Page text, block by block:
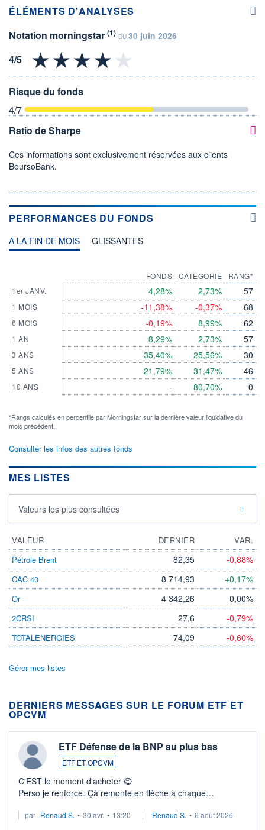
ÉLÉMENTS D'ANALYSES
Notation morningstar (1) DU 30 juin 2026
Risque du fonds
4/7
Ratio de Sharpe
Ces informations sont exclusivement réservées aux clients
BoursoBank.
PERFORMANCES DU FONDS
A LA FIN DE MOIS GLISSANTES
1er JANV.
1 MOIS
6 MOIS
1 AN
3 ANS
5 ANS
10 ANS
FONDS
4,28%
-11,38%
-0,19%
8,29%
35,40%
21,79%
-
CATEGORIE
2,73%
-0,37%
8,99%
2,73%
25,56%
31,47%
80,70%
RANG*
57
68
62
57
30
46
0
*Rangs calculés en percentile par Morningstar sur la dernière valeur liquidative du
mois précédent.
Consulter les infos des autres fonds
MES LISTES
Valeurs les plus consultées
VALEUR DERNIER
VAR.
Pétrole Brent
82,35 -0,88%
CAC 40 8 714,93 +0,17%
Or 4 342,26 0,00%
2CRSI 27,6 -0,79%
TOTALENERGIES 74,09 -0,60%
Gérer mes listes
DERNIERS MESSAGES SUR LE FORUM ETF ET
OPCVM
ETF Défense de la BNP au plus bas
ETF ET OPCVM
C'EST le moment d'acheter 😄​
Perso je renforce. Çà remonte en flèche à chaque
Investissement long terme tip top pour sa retraite.
par Renaud.S. • 30 avr. • 13:20 Renaud.S. • 6 août 2026